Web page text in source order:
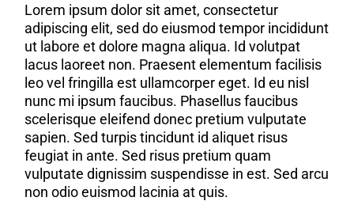
Lorem ipsum dolor sit amet, consectetur
adipiscing elit, sed do eiusmod tempor incididunt
ut labore et dolore magna aliqua. Id volutpat
lacus laoreet non. Praesent elementum facilisis
leo vel fringilla est ullamcorper eget. Id eu nisl
nunc mi ipsum faucibus. Phasellus faucibus
scelerisque eleifend donec pretium vulputate
sapien. Sed turpis tincidunt id aliquet risus
feugiat in ante. Sed risus pretium quam
vulputate dignissim suspendisse in est. Sed arcu
non odio euismod lacinia at quis.